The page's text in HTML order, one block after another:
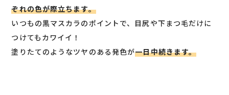
ぞれの色が際立ちます。
いつもの黒マスカラのポイントで、目尻や下まつ毛だけに
つけてもカワイイ！
塗りたてのようなツヤのある発色が一日中続きます。